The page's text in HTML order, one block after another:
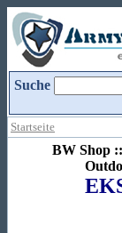
Suche
Startseite
BW Shop